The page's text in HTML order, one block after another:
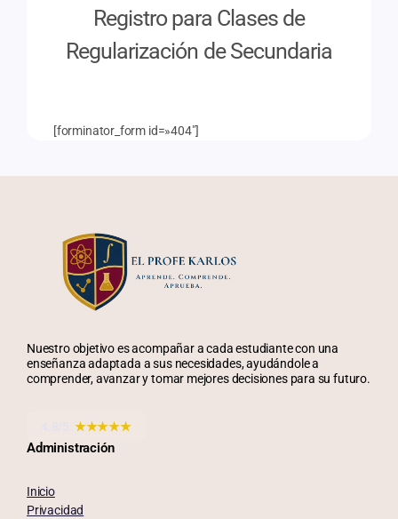
Registro para Clases de
Regularización de Secundaria
[forminator_form id=»404″]
Nuestro objetivo es acompañar a cada estudiante con una
enseñanza adaptada a sus necesidades, ayudándole a
comprender, avanzar y tomar mejores decisiones para su futuro.
★★★★★
Administración
Inicio
Privacidad